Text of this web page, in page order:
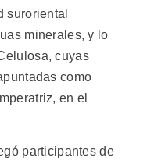
suroriental
minerales, y lo
cuyas
como
en el
participantes de